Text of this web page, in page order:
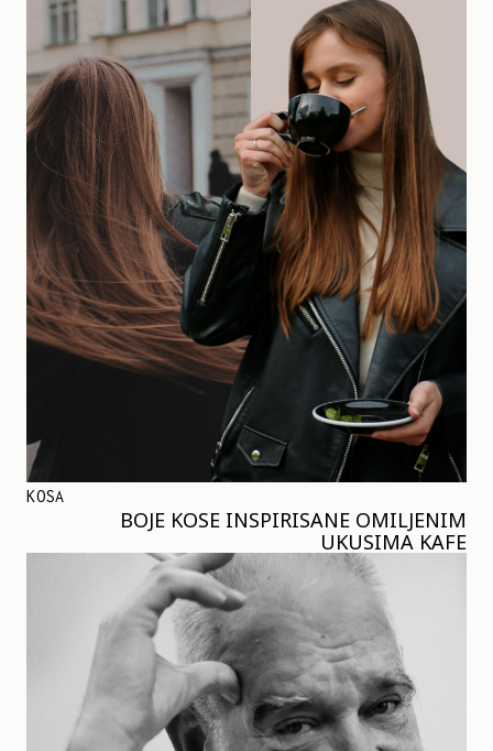
KOSA
BOJE KOSE INSPIRISANE OMILJENIM
UKUSIMA KAFE